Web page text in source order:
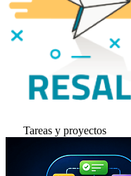
Tareas y proyectos